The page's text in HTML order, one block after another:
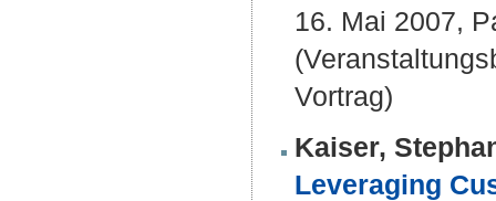
16. Mai 2007,
Vortrag)
Kaiser,
Leveraging